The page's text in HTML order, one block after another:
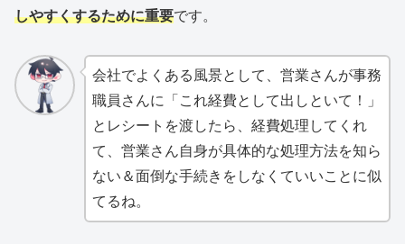
しやすくするために重要です。
会社でよくある風景として、営業さんが事務
職員さんに「これ経費として出しといて！」
とレシートを渡したら、経費処理してくれ
て、営業さん自身が具体的な処理方法を知ら
ない＆面倒な手続きをしなくていいことに似
てるね。